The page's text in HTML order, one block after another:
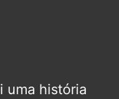
uma história